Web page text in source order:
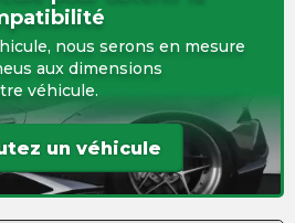
nous serons en mesure
aux dimensions
véhicule.
un véhicule